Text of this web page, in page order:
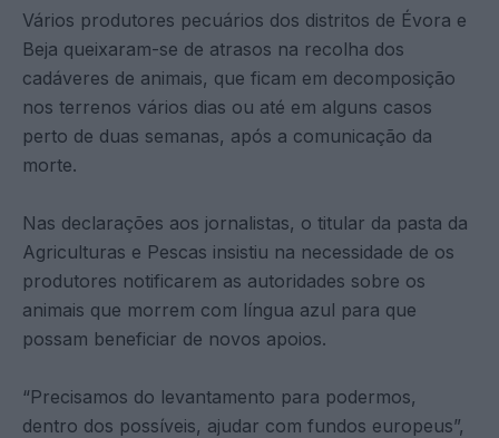
Vários produtores pecuários dos distritos de Évora e
Beja queixaram-se de atrasos na recolha dos
cadáveres de animais, que ficam em decomposição
nos terrenos vários dias ou até em alguns casos
perto de duas semanas, após a comunicação da
morte.
Nas declarações aos jornalistas, o titular da pasta da
Agriculturas e Pescas insistiu na necessidade de os
produtores notificarem as autoridades sobre os
animais que morrem com língua azul para que
possam beneficiar de novos apoios.
“Precisamos do levantamento para podermos,
dentro dos possíveis, ajudar com fundos europeus”,